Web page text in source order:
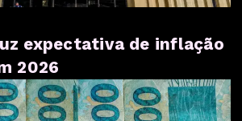
expectativa de inflação
2026